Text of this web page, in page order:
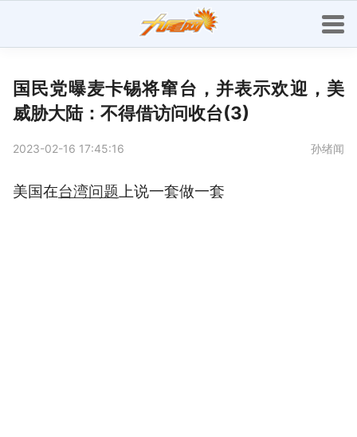
国民党曝麦卡锡将窜台，并表示欢迎，美
威胁大陆：不得借访问收台(3)
2023-02-16 17:45:16 孙绪闻
美国在台湾问题上说一套做一套